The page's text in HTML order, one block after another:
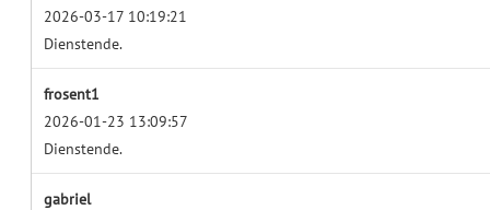
2026-03-17 10:19:21
Dienstende.
frosent1
2026-01-23 13:09:57
Dienstende.
gabriel